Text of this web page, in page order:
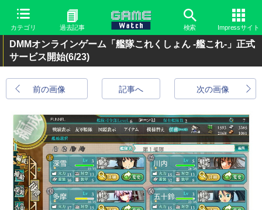
カテゴリ 過去記事 検索 Impressサイト
DMMオンラインゲーム「艦隊これくしょん -艦これ-」正式
サービス開始(6/23)
前の画像 次の画像
記事へ